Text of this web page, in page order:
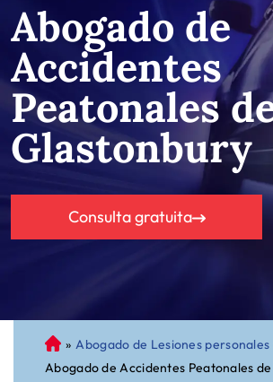
Abogado de
Accidentes
Peatonales
Glastonbury
Consulta gratuita
A
bo
» Abogado de Lesiones
Abogado de Accidentes Peatonales